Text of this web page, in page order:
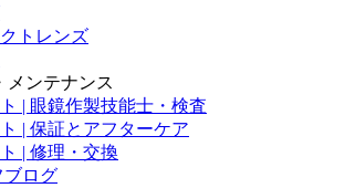
トレンズ
メンテナンス
| 眼鏡作製技能士・検査
| 保証とアフターケア
| 修理・交換
ブログ